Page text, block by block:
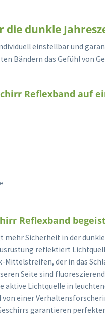
die dunkle
einstellbar und
Bändern das Gefühl von
Reflexband auf
Reflexband
Sicherheit in der
reflektiert
der in das
Seite sind
aktive Lichtquelle in
einer
garantieren